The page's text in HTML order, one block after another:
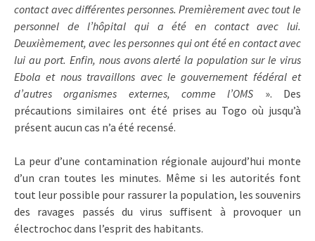
contact avec différentes personnes. Premièrement avec tout le
personnel de l’hôpital qui a été en contact avec lui.
Deuxièmement, avec les personnes qui ont été en contact avec
lui au port. Enfin, nous avons alerté la population sur le virus
Ebola et nous travaillons avec le gouvernement fédéral et
d’autres organismes externes, comme l’OMS ». Des
précautions similaires ont été prises au Togo où jusqu’à
présent aucun cas n’a été recensé.
La peur d’une contamination régionale aujourd’hui monte
d’un cran toutes les minutes. Même si les autorités font
tout leur possible pour rassurer la population, les souvenirs
des ravages passés du virus suffisent à provoquer un
électrochoc dans l’esprit des habitants.